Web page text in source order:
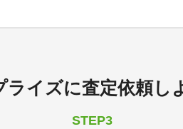
ライズに査定依頼し
STEP3